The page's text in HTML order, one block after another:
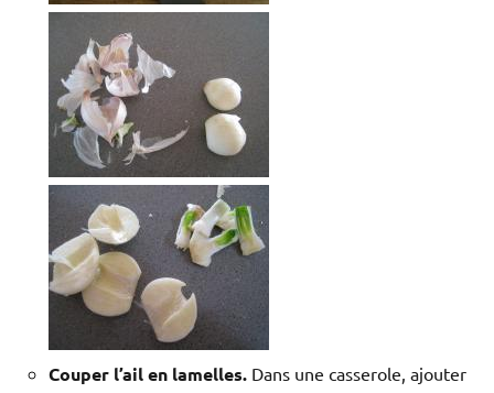
Couper l’ail en lamelles. Dans une casserole, ajouter